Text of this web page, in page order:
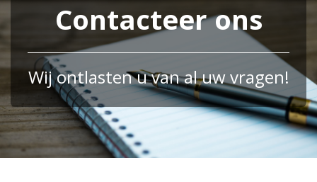
Contacteer ons
Wij ontlasten u van al uw vragen!